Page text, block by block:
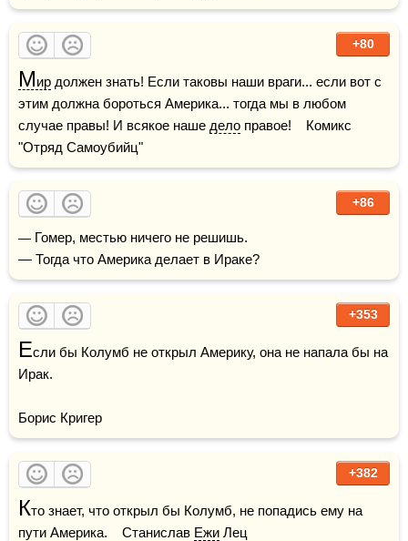
+80
Мир должен знать! Если таковы наши враги... если вот с
этим должна бороться Америка... тогда мы в любом
случае правы! И всякое наше дело правое!    Комикс
"Отряд Самоубийц"
+86
— Гомер, местью ничего не решишь.
— Тогда что Америка делает в Ираке?
+353
Если бы Колумб не открыл Америку, она не напала бы на
Ирак.
Борис Кригер
+382
Кто знает, что открыл бы Колумб, не попадись ему на
пути Америка.    Станислав Ежи Лец